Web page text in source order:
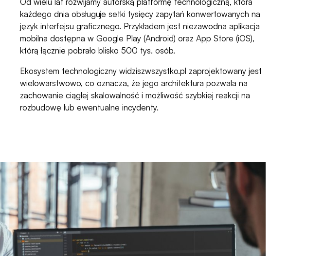
każdego dnia obsługuje setki tysięcy zapytań konwertowanych na
język interfejsu graficznego. Przykładem jest niezawodna aplikacja
mobilna dostępna w Google Play (Android) oraz App Store (iOS),
którą łącznie pobrało blisko 500 tys. osób.
Ekosystem technologiczny widziszwszystko.pl zaprojektowany jest
wielowarstwowo, co oznacza, że jego architektura pozwala na
zachowanie ciągłej skalowalność i możliwość szybkiej reakcji na
rozbudowę lub ewentualne incydenty.